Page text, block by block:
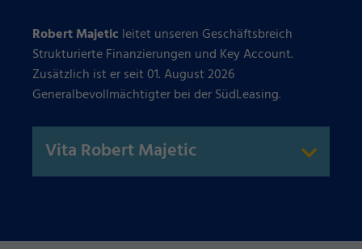
Robert Majetic leitet unseren Geschäftsbreich
Strukturierte Finanzierungen und Key Account.
Zusätzlich ist er seit 01. August 2026
Generalbevollmächtigter bei der SüdLeasing.
Vita Robert Majetic